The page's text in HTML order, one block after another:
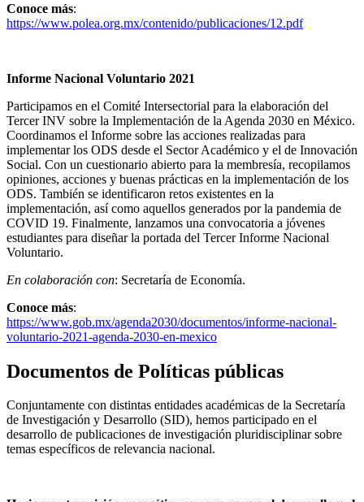
Conoce más:
https://www.polea.org.mx/contenido/publicaciones/12.pdf
Informe Nacional Voluntario 2021
Participamos en el Comité Intersectorial para la elaboración del
Tercer INV sobre la Implementación de la Agenda 2030 en México.
Coordinamos el Informe sobre las acciones realizadas para
implementar los ODS desde el Sector Académico y el de Innovación
Social. Con un cuestionario abierto para la membresía, recopilamos
opiniones, acciones y buenas prácticas en la implementación de los
ODS. También se identificaron retos existentes en la
implementación, así como aquellos generados por la pandemia de
COVID 19. Finalmente, lanzamos una convocatoria a jóvenes
estudiantes para diseñar la portada del Tercer Informe Nacional
Voluntario.
En colaboración con: Secretaría de Economía.
Conoce más:
https://www.gob.mx/agenda2030/documentos/informe-nacional-
voluntario-2021-agenda-2030-en-mexico
Documentos de Políticas públicas
Conjuntamente con distintas entidades académicas de la Secretaría
de Investigación y Desarrollo (SID), hemos participado en el
desarrollo de publicaciones de investigación pluridisciplinar sobre
temas específicos de relevancia nacional.